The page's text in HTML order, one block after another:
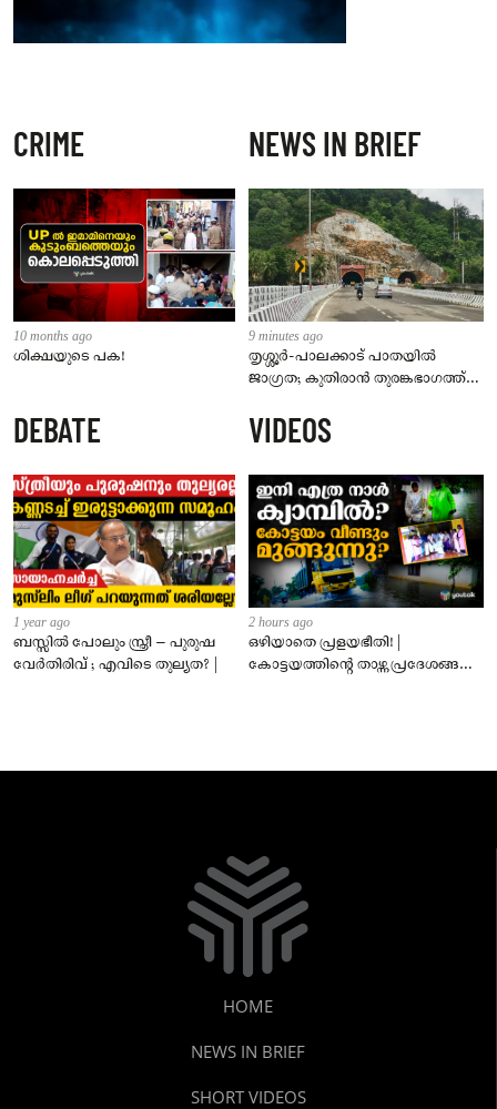
CRIME
10 months ago
ശിക്ഷയുടെ പക!
NEWS IN BRIEF
9 minutes ago
തൃശ്ശൂർ-പാലക്കാട് പാതയിൽ
ജാഗ്രത; കുതിരാൻ തുരങ്കഭാഗത്ത്
DEBATE
1 year ago
ബസ്സിൽ പോലും സ്ത്രീ – പുരുഷ
വേർതിരിവ് ; എവിടെ തുല്യത? |
VIDEOS
2 hours ago
ഒഴിയാതെ പ്രളയഭീതി! |
കോട്ടയത്തിന്റെ താഴ്ന്ന പ്രദേശങ്ങൾ
HOME
NEWS IN BRIEF
SHORT VIDEOS